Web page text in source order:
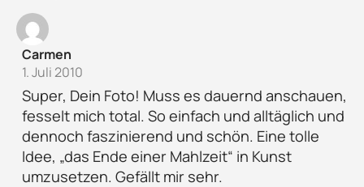
Carmen
1. Juli 2010
Super, Dein Foto! Muss es dauernd anschauen,
fesselt mich total. So einfach und alltäglich und
dennoch faszinierend und schön. Eine tolle
Idee, „das Ende einer Mahlzeit“ in Kunst
umzusetzen. Gefällt mir sehr.